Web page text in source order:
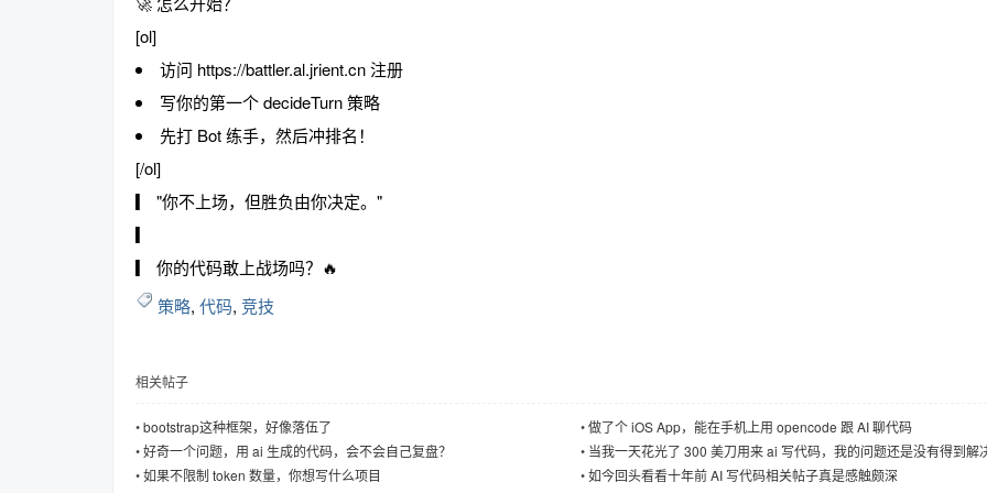
[ol]
访问 https://battler.al.jrient.cn 注册
写你的第一个 decideTurn 策略
先打 Bot 练手，然后冲排名！
[/ol]
▎ "你不上场，但胜负由你决定。"
▎
▎ 你的代码敢上战场吗？🔥
策略, 代码, 竞技
相关帖子
•bootstrap这种框架，好像落伍了 •做了个 iOS App，能在手机上用 opencode 跟 AI 聊代码
•好奇一个问题，用 ai 生成的代码，会不会自己复盘？ • 当我一天花光了 300 美刀用来 ai 写代码，我的问题还是没有得到解
意识到 ai 只有在辅佐没有思想
•如果不限制 token 数量，你想写什么项目 •如今回头看看十年前 AI 写代码相关帖子真是感触颇深